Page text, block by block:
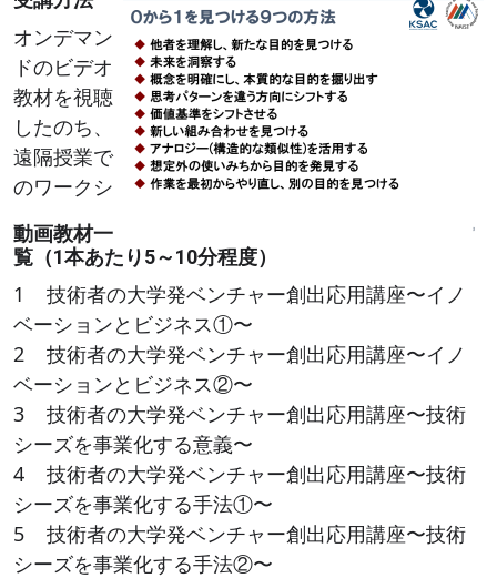
オンデマン
ドのビデオ
教材を視聴
したのち、
遠隔授業で
のワークシ
動画教材一
覧（1本あたり5～10分程度）
1 技術者の大学発ベンチャー創出応用講座〜イノ
ベーションとビジネス①〜
2 技術者の大学発ベンチャー創出応用講座〜イノ
ベーションとビジネス②〜
3 技術者の大学発ベンチャー創出応用講座〜技術
シーズを事業化する意義〜
4 技術者の大学発ベンチャー創出応用講座〜技術
シーズを事業化する手法①〜
5 技術者の大学発ベンチャー創出応用講座〜技術
シーズを事業化する手法②〜